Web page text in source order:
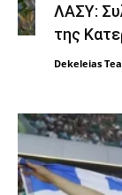
ΛΑΣΥ:
της
Dekeleias